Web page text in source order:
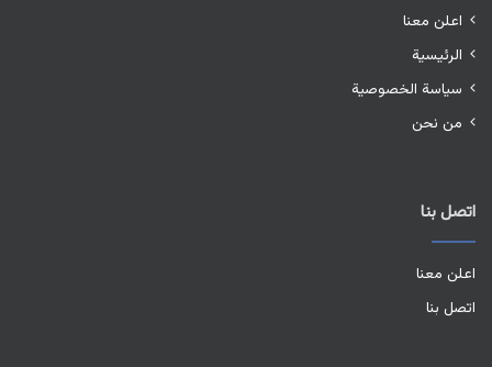
اعلن معنا
الرئيسية
سياسة الخصوصية
من نحن
اتصل بنا
اعلن معنا
اتصل بنا